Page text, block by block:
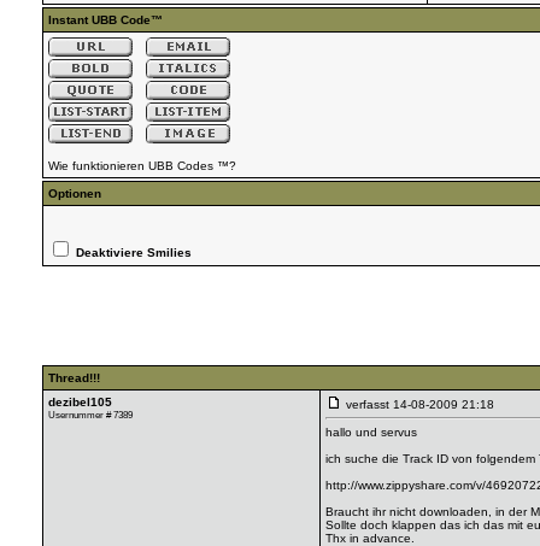
Instant UBB Code™
Wie funktionieren UBB Codes ™?
Optionen
Deaktiviere Smilies
Thread!!!
dezibel105
Usernummer # 7389
verfasst 14-08-2009 21:18
hallo und servus
ich suche die Track ID von folgendem
http://www.zippyshare.com/v/
Braucht ihr nicht downloaden, in der
Sollte doch klappen das ich das mit
Thx in advance.